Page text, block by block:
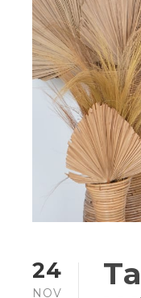
24
NOV